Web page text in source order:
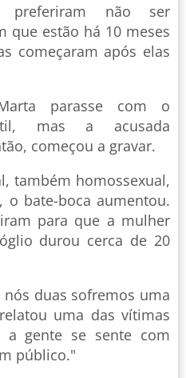
não ser
que estão há 10 meses
começaram após elas
parasse com o
mas a acusada
começou a gravar.
também homossexual,
o bate-boca aumentou.
para que a mulher
durou cerca de 20
duas sofremos uma
uma das vítimas
a gente se sente com
público."